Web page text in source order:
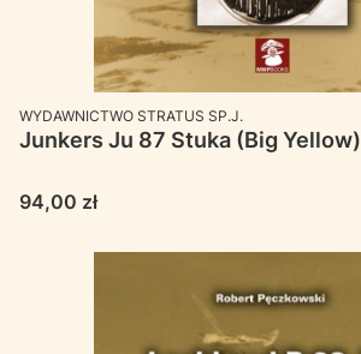
PRODUCENT
WYDAWNICTWO STRATUS SP.J.
Junkers Ju 87 Stuka (Big Yellow)
Cena
94,00 zł